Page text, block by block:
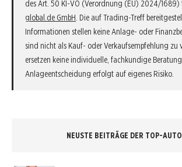
des Art. 50 KI-VO (Verordnung (EU) 2024/
global.de GmbH . Die auf Trading-Treff
Informationen stellen keine Anlage- oder
sind nicht als Kauf- oder Verkaufsempfehlung zu
ersetzen keine individuelle, fachkundige
Anlageentscheidung erfolgt auf eigenes Risiko.
NEUSTE BEITRÄGE DER TOP-